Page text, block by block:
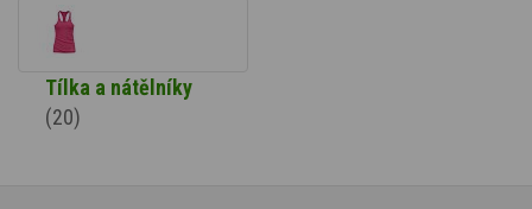
Tílka a nátělníky
(20)